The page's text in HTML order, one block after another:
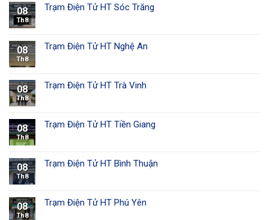
08
Th8
Trạm Điện Tử HT Sóc Trăng
08
Th8
Trạm Điện Tử HT Nghệ An
08
Th8
Trạm Điện Tử HT Trà Vinh
08
Th8
Trạm Điện Tử HT Tiền Giang
08
Th8
Trạm Điện Tử HT Bình Thuận
08
Th8
Trạm Điện Tử HT Phú Yên